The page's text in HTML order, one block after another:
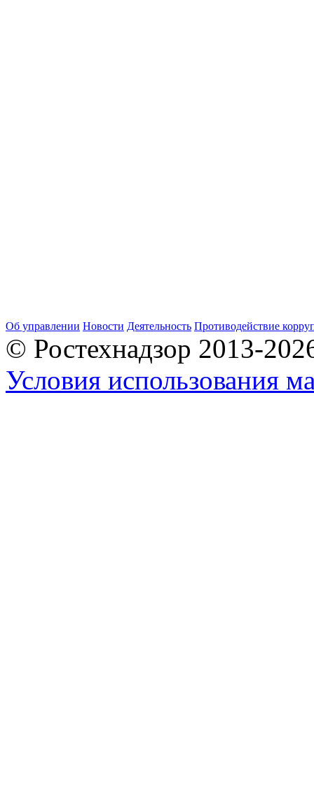
Об управлении Новости Деятельность Противодействие
© Ростехнадзор 2013-
Условия использования